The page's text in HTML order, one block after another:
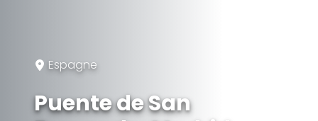
Espagne
Puente de San